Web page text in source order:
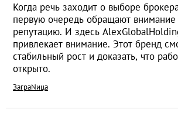
Когда речь заходит о выборе
первую очередь обращают внимание
репутацию. И здесь
привлекает внимание. Этот бренд
стабильный рост и доказать, что
открыто.
ЗаграNица